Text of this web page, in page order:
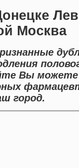
Москва
Вы можете
город.